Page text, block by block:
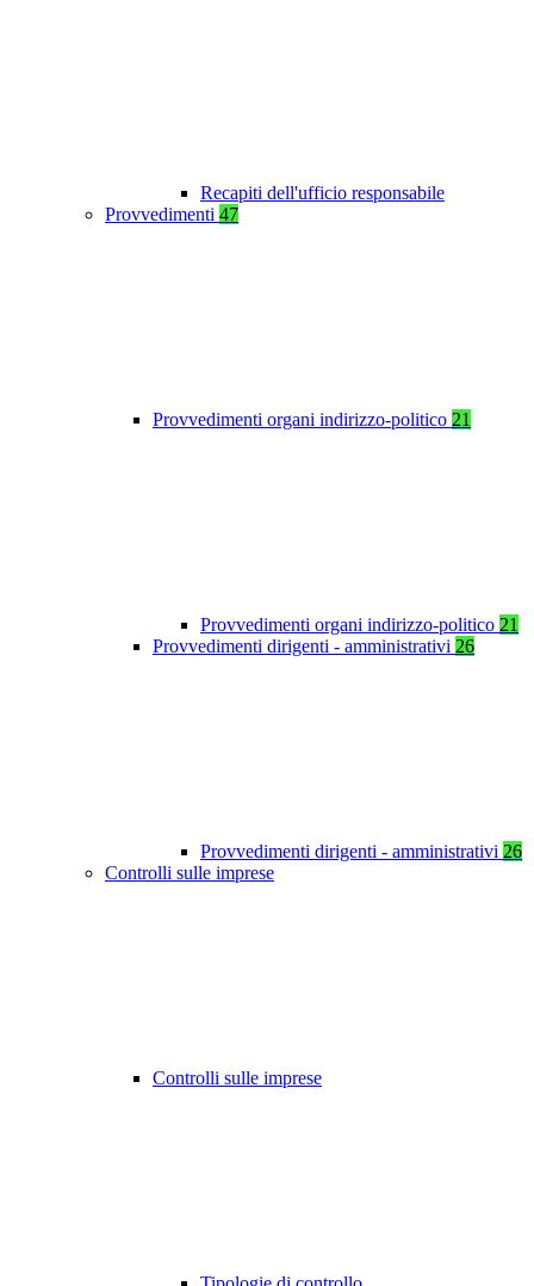
Recapiti dell'ufficio responsabile
Provvedimenti 47
Provvedimenti organi indirizzo-politico 21
Provvedimenti organi indirizzo-politico 21
Provvedimenti dirigenti - amministrativi 26
Provvedimenti dirigenti - amministrativi 26
Controlli sulle imprese
Controlli sulle imprese